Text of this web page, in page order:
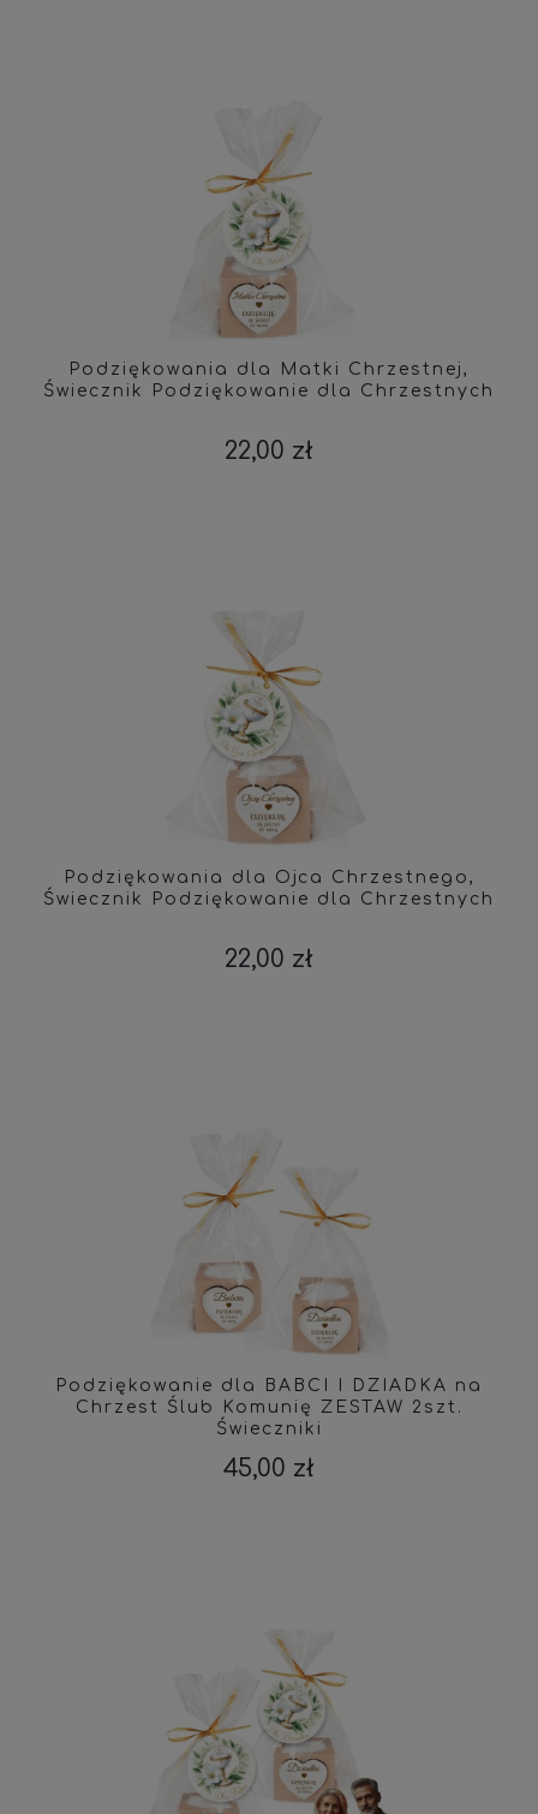
Podziękowania dla Matki Chrzestnej,
Świecznik Podziękowanie dla Chrzestnych
22,00 zł
Podziękowania dla Ojca Chrzestnego,
Świecznik Podziękowanie dla Chrzestnych
22,00 zł
Podziękowanie dla BABCI I DZIADKA na
Chrzest Ślub Komunię ZESTAW 2szt.
Świeczniki
45,00 zł